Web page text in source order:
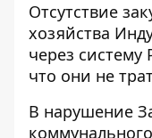
Отсутствие
хозяйства
через систему
что они не
В нарушение